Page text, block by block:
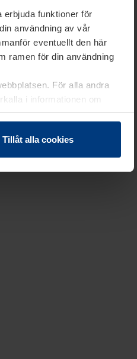
erbjuda funktioner för
användning av vår
eventuellt den här
ramen för din användning
För alla andra
i informationen om
Tillåt alla cookies